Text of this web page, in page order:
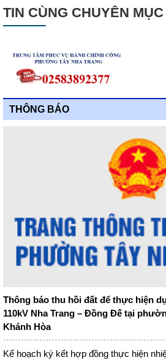
TIN CÙNG CHUYÊN MỤC
THÔNG BÁO
Thông báo thu hồi đất để thực hiện
110kV Nha Trang – Đồng Đế tại
Khánh Hòa
Kế hoạch ký kết hợp đồng thực hiện